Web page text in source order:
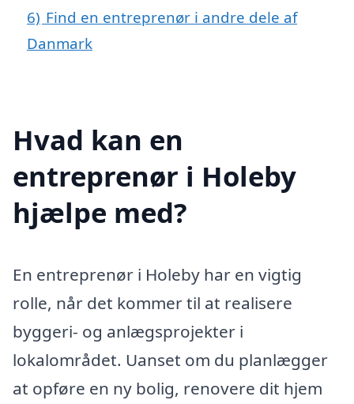
6) Find en entreprenør i andre dele af
Danmark
Hvad kan en
entreprenør i Holeby
hjælpe med?
En entreprenør i Holeby har en vigtig
rolle, når det kommer til at realisere
byggeri- og anlægsprojekter i
lokalområdet. Uanset om du planlægger
at opføre en ny bolig, renovere dit hjem